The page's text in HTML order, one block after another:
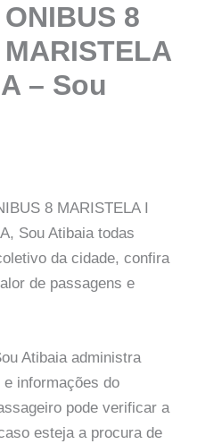
8
– Sou
8 MARISTELA I
Sou Atibaia todas
da cidade, confira
de passagens e
Atibaia administra
informações do
pode verificar a
esteja a procura de